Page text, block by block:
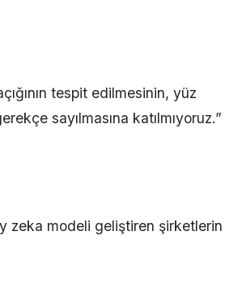
tespit edilmesinin, yüz
sayılmasına katılmıyoruz.”
zeka modeli geliştiren şirketlerin